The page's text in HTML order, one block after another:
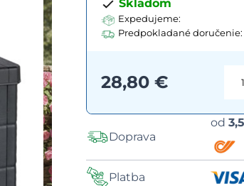
Skladom
Expedujeme:
Predpokladané doručenie:
28,80 €
Doprava
od
Platba